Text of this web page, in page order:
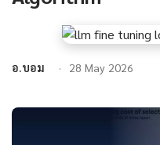
อ.บอม 28 May 2026